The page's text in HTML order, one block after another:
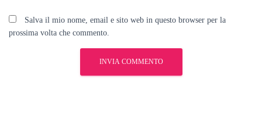
Salva il mio nome, email e sito web in questo browser per la
prossima volta che commento.